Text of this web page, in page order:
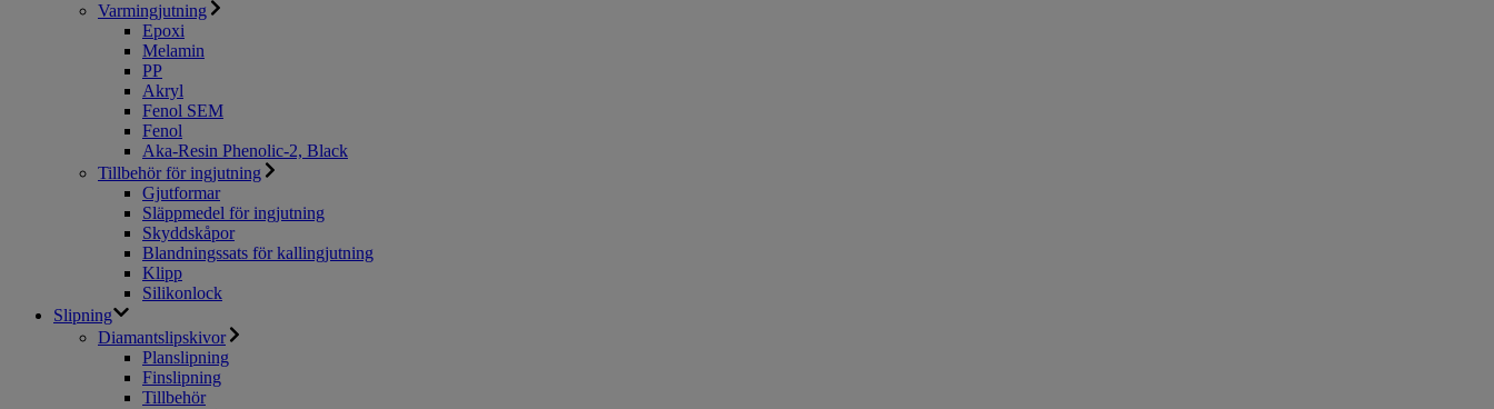
Varmingjutning
Epoxi
Melamin
PP
Akryl
Fenol SEM
Fenol
Aka-Resin Phenolic-2, Black
Tillbehör för ingjutning
Gjutformar
Släppmedel för ingjutning
Skyddskåpor
Blandningssats för kallingjutning
Klipp
Silikonlock
Slipning
Diamantslipskivor
Planslipning
Finslipning
Tillbehör